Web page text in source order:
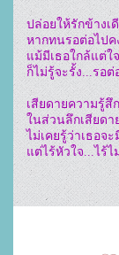
ปล่อยให้รักข้างเ
หากทนรอต่อไปค
แม้มีเธอใกล้แต่ใ
ก็ไม่รู้จะรั้ง...รอต่
เสียดายความรู้สึก
ในส่วนลึกเสียดา
ไม่เคยรู้ว่าเธอจ